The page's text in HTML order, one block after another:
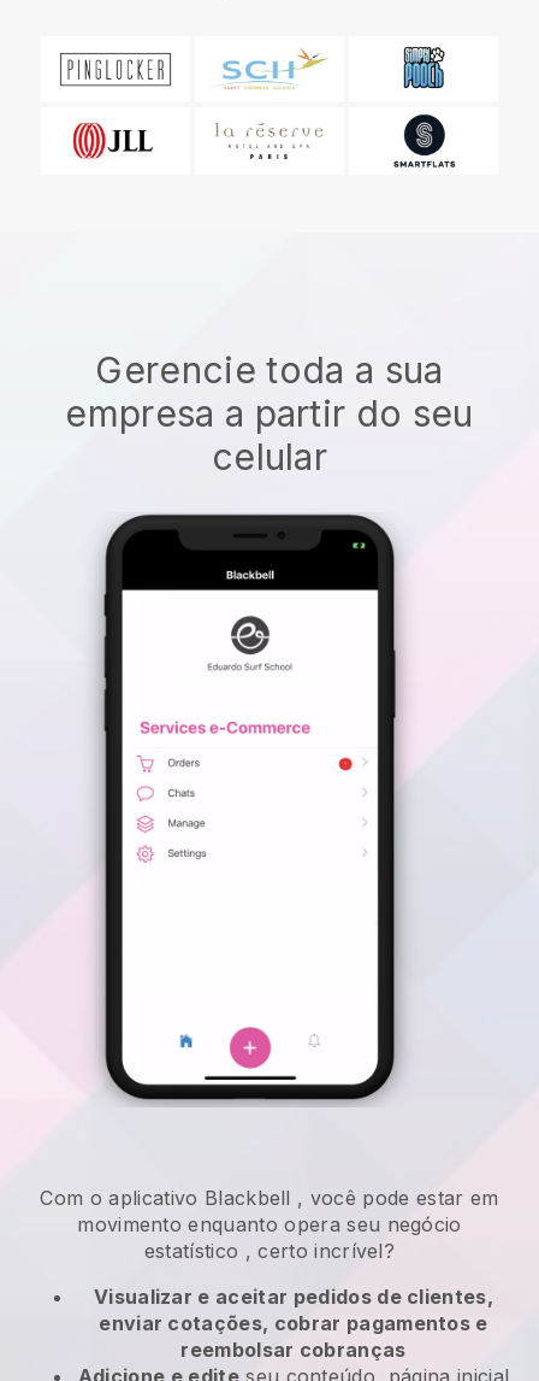
Gerencie toda a sua
empresa a partir do seu
celular
Com o aplicativo Blackbell , você pode estar em
movimento enquanto opera seu negócio
estatístico , certo incrível?
Visualizar e aceitar pedidos de clientes,
enviar cotações, cobrar pagamentos e
reembolsar cobranças